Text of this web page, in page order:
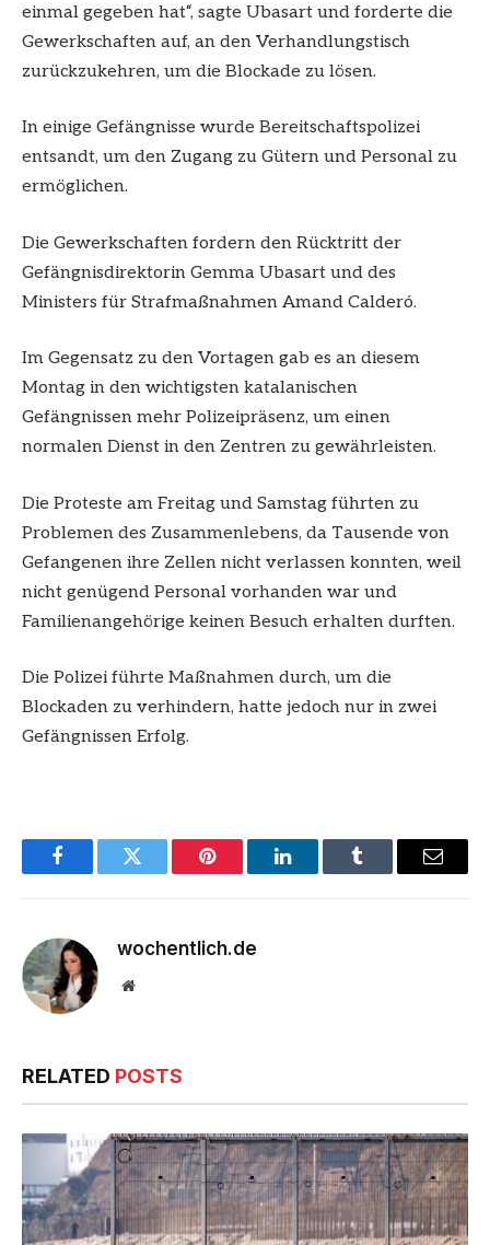
einmal gegeben hat“, sagte Ubasart und forderte die
Gewerkschaften auf, an den Verhandlungstisch
zurückzukehren, um die Blockade zu lösen.
In einige Gefängnisse wurde Bereitschaftspolizei
entsandt, um den Zugang zu Gütern und Personal zu
ermöglichen.
Die Gewerkschaften fordern den Rücktritt der
Gefängnisdirektorin Gemma Ubasart und des
Ministers für Strafmaßnahmen Amand Calderó.
Im Gegensatz zu den Vortagen gab es an diesem
Montag in den wichtigsten katalanischen
Gefängnissen mehr Polizeipräsenz, um einen
normalen Dienst in den Zentren zu gewährleisten.
Die Proteste am Freitag und Samstag führten zu
Problemen des Zusammenlebens, da Tausende von
Gefangenen ihre Zellen nicht verlassen konnten, weil
nicht genügend Personal vorhanden war und
Familienangehörige keinen Besuch erhalten durften.
Die Polizei führte Maßnahmen durch, um die
Blockaden zu verhindern, hatte jedoch nur in zwei
Gefängnissen Erfolg.
FacebookTwitter Pinterest LinkedInTumblr Email
wochentlich.de
Website
RELATED POSTS